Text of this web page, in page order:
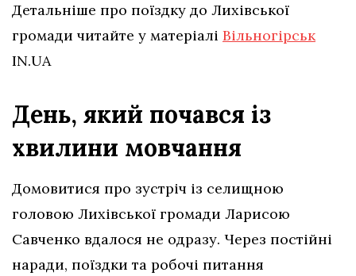
Детальніше про поїздку до Лихівської
громади читайте у матеріалі Вільногірськ
IN.UA
День, який почався із
хвилини мовчання
Домовитися про зустріч із селищною
головою Лихівської громади Ларисою
Савченко вдалося не одразу. Через постійні
наради, поїздки та робочі питання